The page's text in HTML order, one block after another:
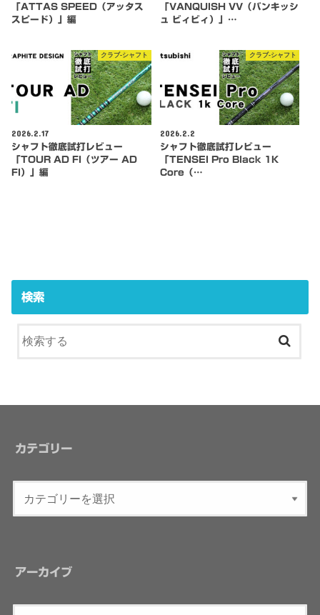
「ATTAS SPEED（アッタス
スピード）」編
「VANQUISH VV（バンキッシ
ュ ビィビィ）」…
クラブ-シャフト
2026.2.17
シャフト徹底試打レビュー
「TOUR AD FI（ツアー AD
FI）」編
クラブ-シャフト
2026.2.2
シャフト徹底試打レビュー
「TENSEI Pro Black 1K
Core（…
検索
カテゴリー
アーカイブ